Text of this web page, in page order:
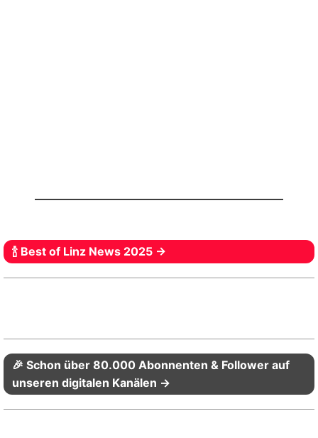
🍾 Best of Linz News 2025 →
🎉 Schon über 80.000 Abonnenten & Follower auf
unseren digitalen Kanälen →